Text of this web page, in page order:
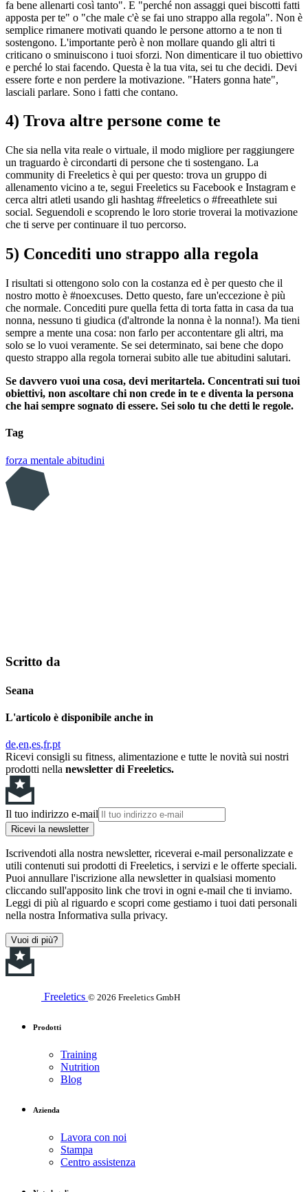
fa bene allenarti così tanto". E "perché non assaggi quei biscotti fatti
apposta per te" o "che male c'è se fai uno strappo alla regola". Non è
semplice rimanere motivati quando le persone attorno a te non ti
sostengono. L'importante però è non mollare quando gli altri ti
criticano o sminuiscono i tuoi sforzi. Non dimenticare il tuo obiettivo
e perché lo stai facendo. Questa è la tua vita, sei tu che decidi. Devi
essere forte e non perdere la motivazione. "Haters gonna hate",
lasciali parlare. Sono i fatti che contano.
4) Trova altre persone come te
Che sia nella vita reale o virtuale, il modo migliore per raggiungere
un traguardo è circondarti di persone che ti sostengano. La
community di Freeletics è qui per questo: trova un gruppo di
allenamento vicino a te, segui Freeletics su Facebook e Instagram e
cerca altri atleti usando gli hashtag #freeletics o #freeathlete sui
social. Seguendoli e scoprendo le loro storie troverai la motivazione
che ti serve per continuare il tuo percorso.
5) Concediti uno strappo alla regola
I risultati si ottengono solo con la costanza ed è per questo che il
nostro motto è #noexcuses. Detto questo, fare un'eccezione è più
che normale. Concediti pure quella fetta di torta fatta in casa da tua
nonna, nessuno ti giudica (d'altronde la nonna è la nonna!). Ma tieni
sempre a mente una cosa: non farlo per accontentare gli altri, ma
solo se lo vuoi veramente. Se sei determinato, sai bene che dopo
questo strappo alla regola tornerai subito alle tue abitudini salutari.
Se davvero vuoi una cosa, devi meritartela. Concentrati sui tuoi
obiettivi, non ascoltare chi non crede in te e diventa la persona
che hai sempre sognato di essere. Sei solo tu che detti le regole.
Tag
forza mentale abitudini
Scritto da
Seana
L'articolo è disponibile anche in
de en es fr pt
Ricevi consigli su fitness, alimentazione e tutte le novità sui nostri
prodotti nella newsletter di Freeletics.
Il tuo indirizzo e-mail
Ricevi la newsletter
Iscrivendoti alla nostra newsletter, riceverai e-mail personalizzate e
utili contenuti sui prodotti di Freeletics, i servizi e le offerte speciali.
Puoi annullare l'iscrizione alla newsletter in qualsiasi momento
cliccando sull'apposito link che trovi in ogni e-mail che ti inviamo.
Leggi di più al riguardo e scopri come gestiamo i tuoi dati personali
nella nostra Informativa sulla privacy.
Vuoi di più?
Freeletics © 2026 Freeletics GmbH
Prodotti
Training
Nutrition
Blog
Azienda
Lavora con noi
Stampa
Centro assistenza